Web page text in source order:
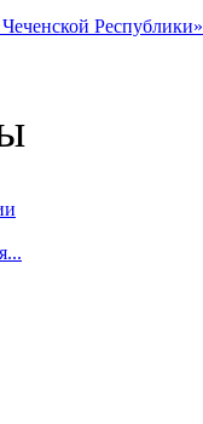
Республики»